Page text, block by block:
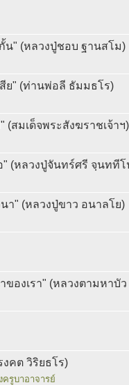
น" (หลวงปู่ชอบ ฐานสโม)
ย" (ท่านพ่อลี ธัมมธโร)
(สมเด็จพระสังฆราชเจ้าฯ)
(หลวงปู่จันทร์ศรี จฺนททีโ
า" (หลวงปู่ขาว อนาลโย)
ของเรา" (หลวงตามหา
คต วิริยธโร)
รูบาอาจารย์